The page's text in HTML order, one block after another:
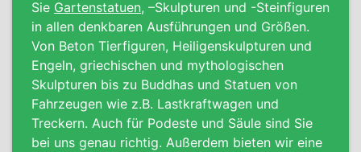
Sie Gartenstatuen, –Skulpturen und -Steinfiguren
in allen denkbaren Ausführungen und Größen.
Von Beton Tierfiguren, Heiligenskulpturen und
Engeln, griechischen und mythologischen
Skulpturen bis zu Buddhas und Statuen von
Fahrzeugen wie z.B. Lastkraftwagen und
Treckern. Auch für Podeste und Säule sind Sie
bei uns genau richtig. Außerdem bieten wir eine